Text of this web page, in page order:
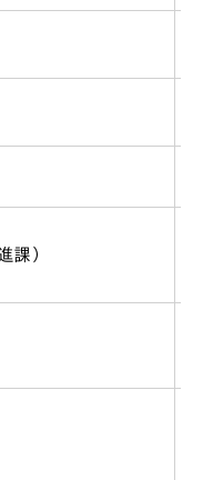
課）